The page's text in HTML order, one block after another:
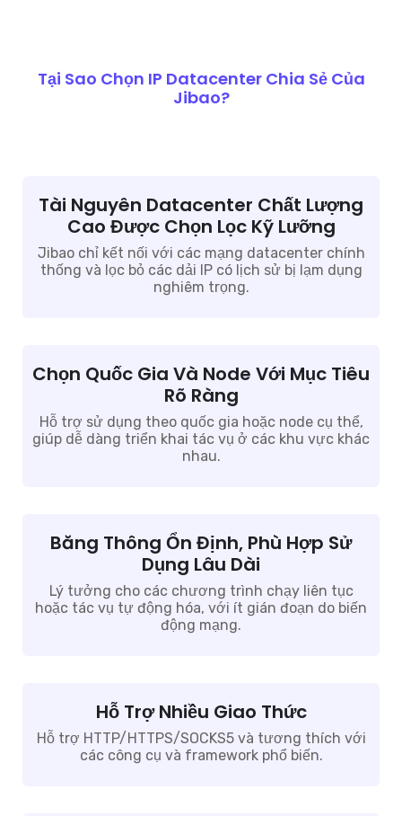
Tại Sao Chọn IP Datacenter Chia Sẻ Của
Jibao?
Tài Nguyên Datacenter Chất Lượng
Cao Được Chọn Lọc Kỹ Lưỡng
Jibao chỉ kết nối với các mạng datacenter chính
thống và lọc bỏ các dải IP có lịch sử bị lạm dụng
nghiêm trọng.
Chọn Quốc Gia Và Node Với Mục Tiêu
Rõ Ràng
Hỗ trợ sử dụng theo quốc gia hoặc node cụ thể,
giúp dễ dàng triển khai tác vụ ở các khu vực khác
nhau.
Băng Thông Ổn Định, Phù Hợp Sử
Dụng Lâu Dài
Lý tưởng cho các chương trình chạy liên tục
hoặc tác vụ tự động hóa, với ít gián đoạn do biến
động mạng.
Hỗ Trợ Nhiều Giao Thức
Hỗ trợ HTTP/HTTPS/SOCKS5 và tương thích với
các công cụ và framework phổ biến.